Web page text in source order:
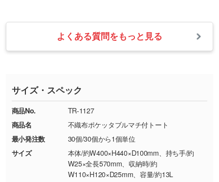
・1色印刷でグラデーションや濃淡を表現した
い
す。→詳しく見る
・コーポレートカラーを使って印刷したい／印
刷色にこだわりがある
DIC・PANTONEなどのカラーチップの指定や、
現物支給による色指定も承っております。→詳
また、お選びいただいた印刷色が本体色に合わ
ない場合や仕上がりに影響しそうな場合は、ス
タッフから別の色をご案内することもございま
・お届け時に商品が損傷・故障している場合
・ご注文と異なる商品が届いた場合
・印刷不良があった場合
※詳しくは「商品の良品基準について
ください。
【返品・交換ができない場合】
・お客様の元で商品を加工された場合、または
商品が破損した場合
・商品到着後7日以上経過している場合
・お客様のご都合による返品・交換依頼(商
業日以内に担当スタッフよりメールにてご連絡
いたします。
お急ぎの場合はお電話でのご質問も受け付けて
TEL：0422-29-9911 営業時間10:00～
18:00(土日祝日除く)
お問い合わせフォームはこちら
よくある質問をもっと見る
サイズ・スペック
商品No.
TR-1127
商品名
不織布ポケッタブルマチ付トート
最小発注数
30個/30個から1個単位
サイズ
本体/約W400×H440×D100mm、持ち手/約
W25×全長570mm、収納時/約
W110×H120×D25mm、容量/約13L